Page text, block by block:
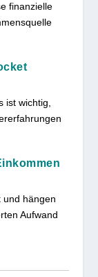
finanzielle
ist wichtig,
und hängen
Aufwand